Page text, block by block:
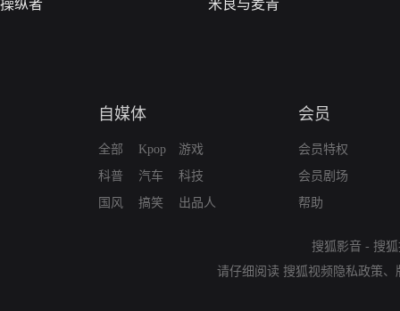
操纵者 米良与麦青
自媒体
全部
科普
国风
Kpop
汽车
搞笑
游戏
科技
出品人
会员
会员特权
会员剧场
帮助
搜狐影音 - 搜
请仔细阅读 搜狐视频隐私政策、